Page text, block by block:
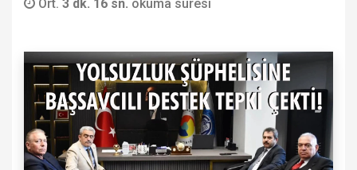
Ort. 3 dk. 16 sn. okuma süresi